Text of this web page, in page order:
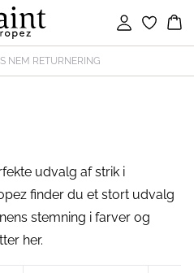
Log ind
NEM RETURNERING
udvalg af strik i
finder du et stort udvalg
stemning i farver og
her.